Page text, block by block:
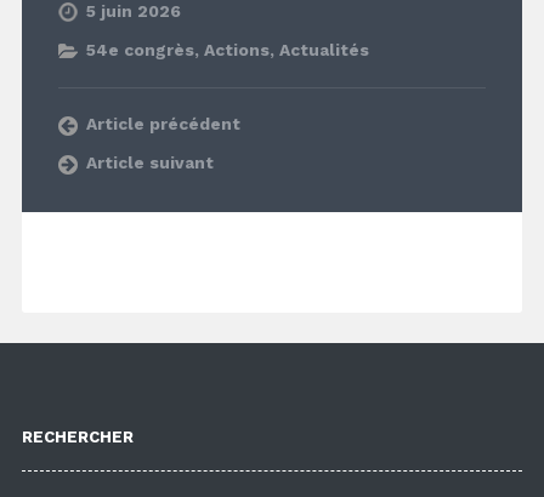
5 juin 2026
54e congrès, Actions, Actualités
Article précédent
Article suivant
RECHERCHER